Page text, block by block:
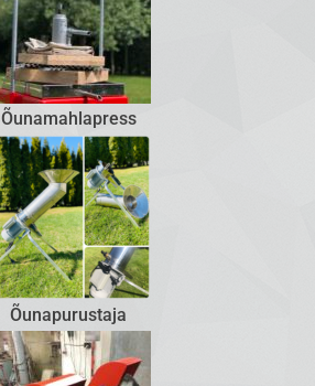
Õunamahlapress
Õunapurustaja